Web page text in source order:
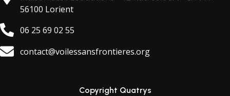
56100 Lorient
06 25 69 02 55
contact@voilessansfrontieres.org
Copyright Quatrys